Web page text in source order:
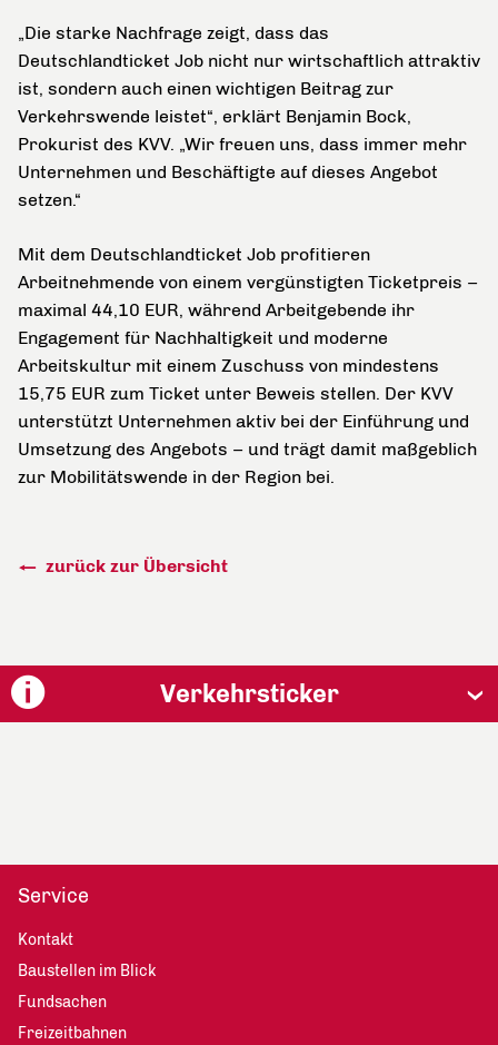
„Die starke Nachfrage zeigt, dass das
Deutschlandticket Job nicht nur wirtschaftlich attraktiv
ist, sondern auch einen wichtigen Beitrag zur
Verkehrswende leistet“, erklärt Benjamin Bock,
Prokurist des KVV. „Wir freuen uns, dass immer mehr
Unternehmen und Beschäftigte auf dieses Angebot
setzen.“
Mit dem Deutschlandticket Job profitieren
Arbeitnehmende von einem vergünstigten Ticketpreis –
maximal 44,10 EUR, während Arbeitgebende ihr
Engagement für Nachhaltigkeit und moderne
Arbeitskultur mit einem Zuschuss von mindestens
15,75 EUR zum Ticket unter Beweis stellen. Der KVV
unterstützt Unternehmen aktiv bei der Einführung und
Umsetzung des Angebots – und trägt damit maßgeblich
zur Mobilitätswende in der Region bei.
zurück zur Übersicht
Verkehrsticker
Service
Kontakt
Baustellen im Blick
Fundsachen
Freizeitbahnen